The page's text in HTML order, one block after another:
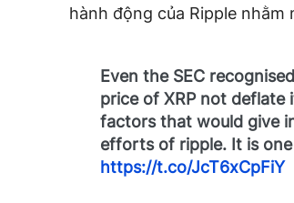
hành động của Ripple
Even the SEC
price of XRP not deflate
factors that would give
efforts of ripple. It is
https://t.co/JcT6xCpFiY